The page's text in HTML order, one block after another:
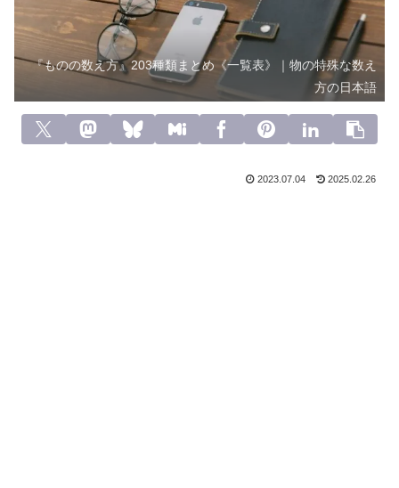
『ものの数え方』203種類まとめ《一覧表》｜物の特殊な数え
方の日本語
2023.07.04 2025.02.26